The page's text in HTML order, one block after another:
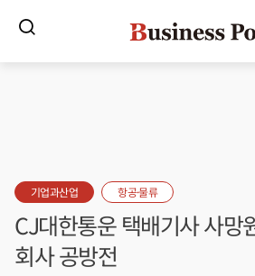
기업과산업 항공·물류
CJ대한통운 택배기사 사망
회사 공방전